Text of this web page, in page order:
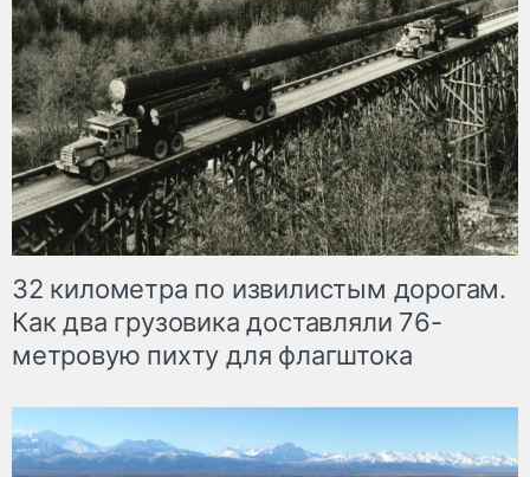
32 километра по извилистым дорогам.
Как два грузовика доставляли 76-
метровую пихту для флагштока